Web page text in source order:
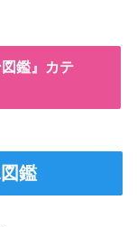
鑑』カテ
鑑